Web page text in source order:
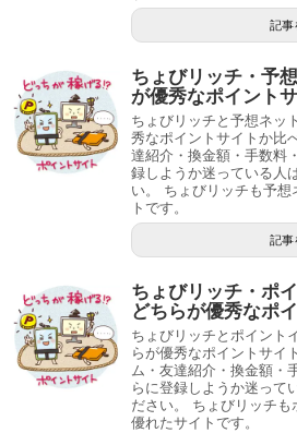
記事
ちょびリッチ・予
が優秀なポイント
ちょびリッチと予想ネッ
秀なポイントサイトか比
達紹介・換金額・手数料
録しようか迷っている人
い。 ちょびリッチも予想
トです。
記事
ちょびリッチ・ポ
どちらが優秀なポ
ちょびリッチとポイント
らが優秀なポイントサイ
ム・友達紹介・換金額・
らに登録しようか迷って
ださい。 ちょびリッチ
優れたサイトです。